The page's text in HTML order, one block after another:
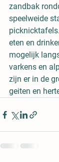
zandbak
speelweide
eten en
mogelijk
varkens en
zijn er in de
geiten en